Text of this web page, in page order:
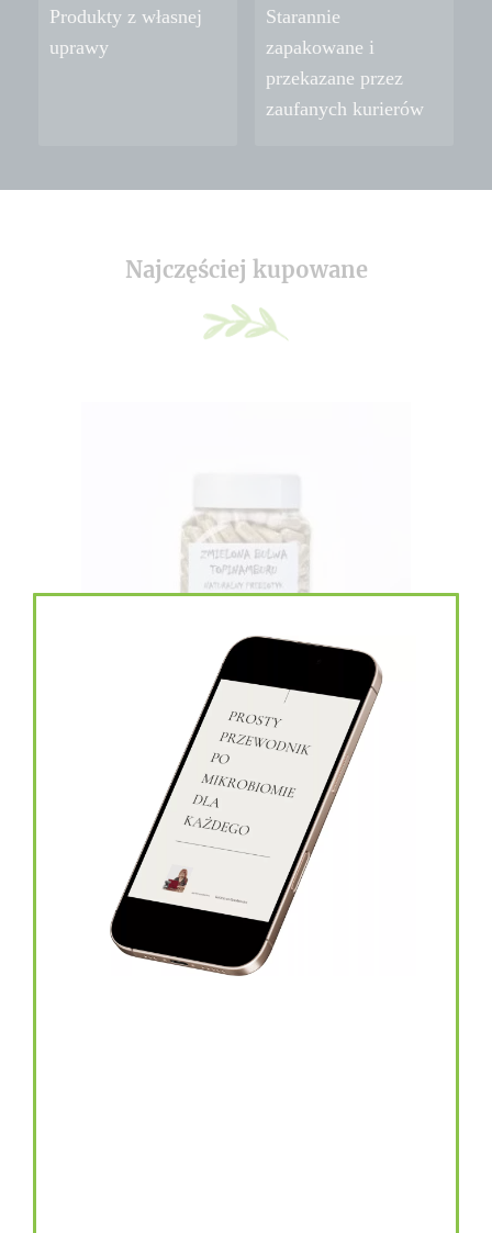
Produkty z własnej
uprawy
Starannie
zapakowane i
przekazane przez
zaufanych kurierów
Najczęściej kupowane
topinambur w kapsułkach